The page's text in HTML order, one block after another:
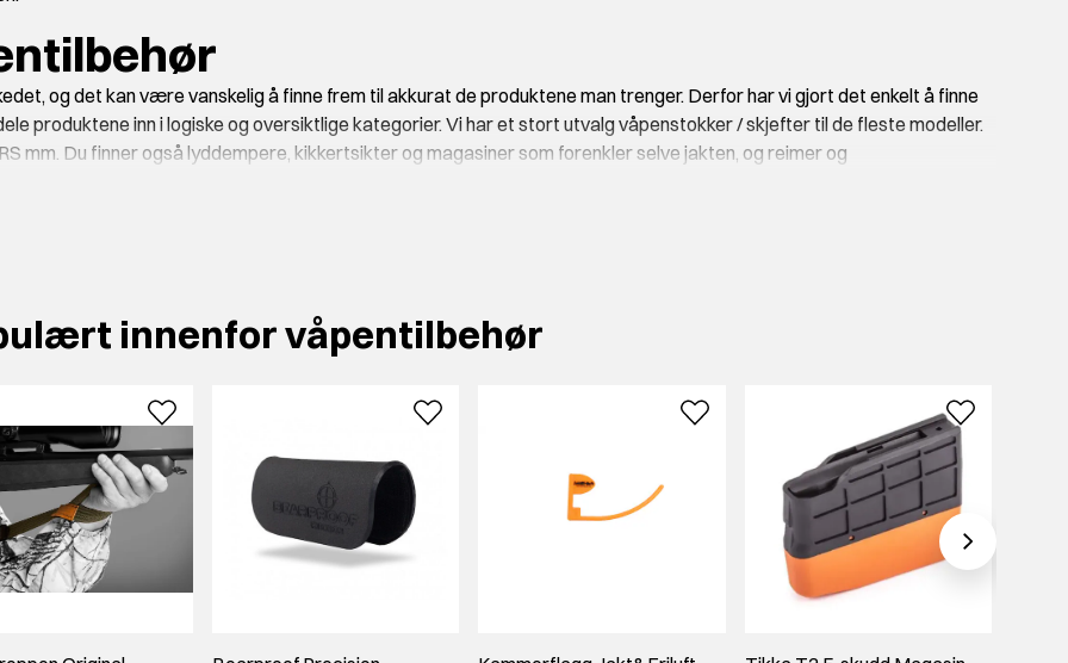
og det kan være vanskelig å finne frem til akkurat de produktene man trenger. Derfor har vi gjort det enkelt å finne
produktene inn i logiske og oversiktlige kategorier. Vi har et stort utvalg våpenstokker / skjefter til de fleste modeller.
mm. Du finner også lyddempere, kikkertsikter og magasiner som forenkler selve jakten, og reimer og
omtanke og respekt
med stor respekt. Ofte representerer det også en viss verdi – både materielt og kanskje også gjennom affeksjon hvis
det beste våpentilbehøret på markedet. Se gjennom vårt varierte utvalg av tilbehør til våpen, og kjøp akkurat det
innenfor våpentilbehør